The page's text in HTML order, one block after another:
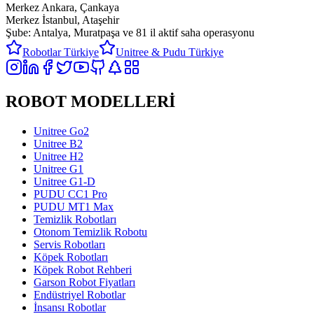
Merkez Ankara, Çankaya
Merkez İstanbul, Ataşehir
Şube: Antalya, Muratpaşa ve 81 il aktif saha operasyonu
Robotlar Türkiye
Unitree & Pudu Türkiye
ROBOT MODELLERİ
Unitree Go2
Unitree B2
Unitree H2
Unitree G1
Unitree G1-D
PUDU CC1 Pro
PUDU MT1 Max
Temizlik Robotları
Otonom Temizlik Robotu
Servis Robotları
Köpek Robotları
Köpek Robot Rehberi
Garson Robot Fiyatları
Endüstriyel Robotlar
İnsansı Robotlar